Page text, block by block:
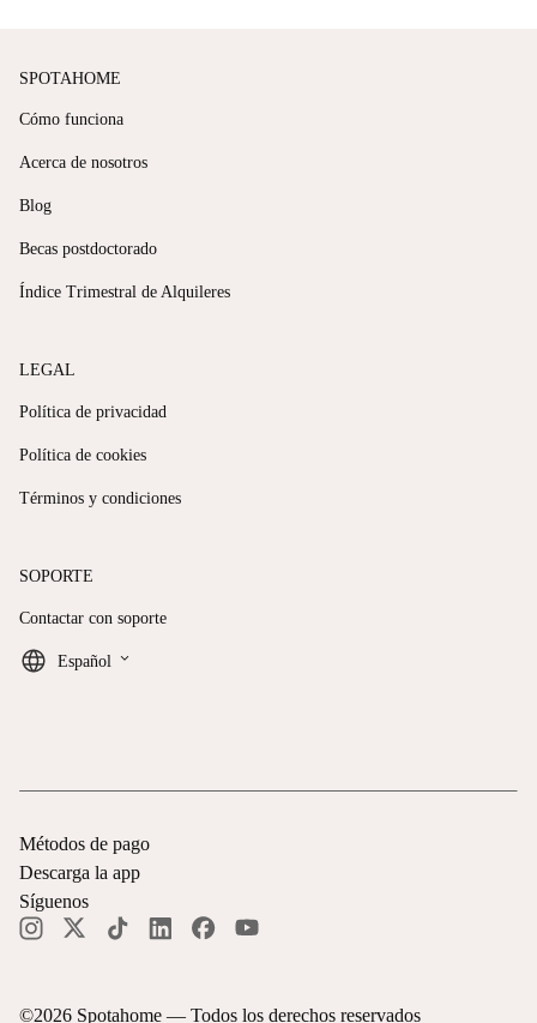
SPOTAHOME
Cómo funciona
Acerca de nosotros
Blog
Becas postdoctorado
Índice Trimestral de Alquileres
LEGAL
Política de privacidad
Política de cookies
Términos y condiciones
SOPORTE
Contactar con soporte
Español keyboard_arrow_down
©2026 Spotahome — Todos los derechos reservados
Métodos de pago
Descarga la app
Síguenos